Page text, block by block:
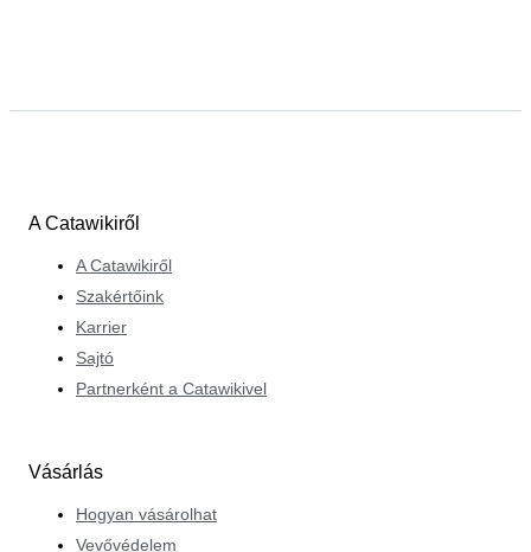
A Catawikiről
A Catawikiről
Szakértőink
Karrier
Sajtó
Partnerként a Catawikivel
Vásárlás
Hogyan vásárolhat
Vevővédelem